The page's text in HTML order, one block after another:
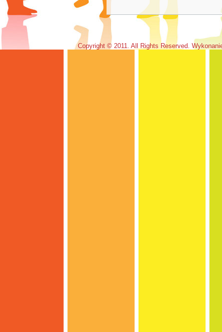
Copyright © 2011. All Rights Reserved.